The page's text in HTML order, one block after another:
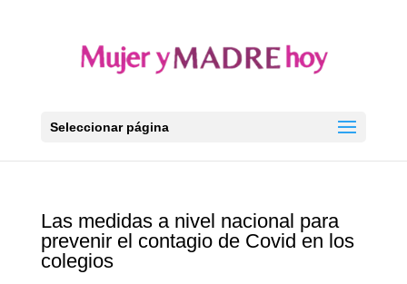
Seleccionar página
Las medidas a nivel nacional para
prevenir el contagio de Covid en los
colegios